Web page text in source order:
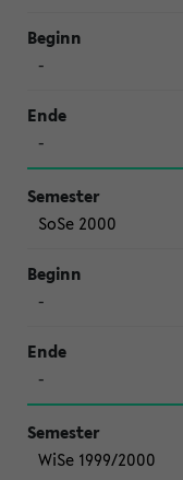
-
-
SoSe 2000
-
-
WiSe 1999/2000